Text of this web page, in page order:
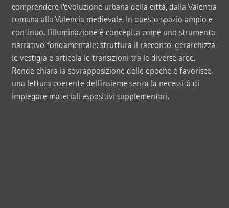
comprendere l’evoluzione urbana della città, dalla Valentia
romana alla Valencia medievale. In questo spazio ampio e
continuo, l’illuminazione è concepita come uno strumento
narrativo fondamentale: struttura il racconto, gerarchizza
le vestigia e articola le transizioni tra le diverse aree.
Rende chiara la sovrapposizione delle epoche e favorisce
una lettura coerente dell’insieme senza la necessità di
impiegare materiali espositivi supplementari.